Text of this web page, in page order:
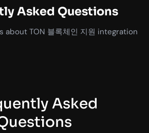
Asked Questions
TON 블록체인 지원 integration
Asked